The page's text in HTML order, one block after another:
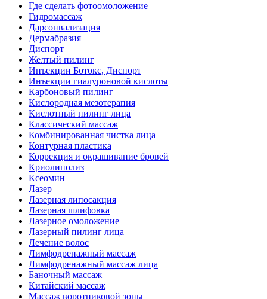
Где сделать фотоомоложение
Гидромассаж
Дарсонвализация
Дермабразия
Диспорт
Желтый пилинг
Инъекции Ботокс, Диспорт
Инъекции гиалуроновой кислоты
Карбоновый пилинг
Кислородная мезотерапия
Кислотный пилинг лица
Классический массаж
Комбинированная чистка лица
Контурная пластика
Коррекция и окрашивание бровей
Криолиполиз
Ксеомин
Лазер
Лазерная липосакция
Лазерная шлифовка
Лазерное омоложение
Лазерный пилинг лица
Лечение волос
Лимфодренажный массаж
Лимфодренажный массаж лица
Баночный массаж
Китайский массаж
Массаж воротниковой зоны